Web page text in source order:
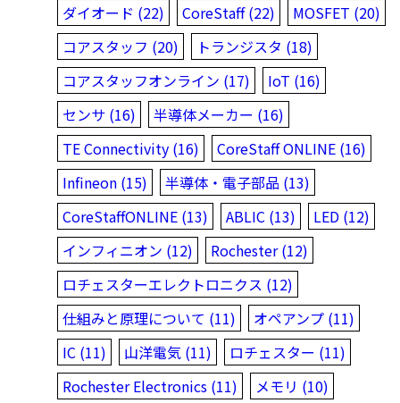
ダイオード (22)
CoreStaff (22)
MOSFET (20)
コアスタッフ (20)
トランジスタ (18)
コアスタッフオンライン (17)
IoT (16)
センサ (16)
半導体メーカー (16)
TE Connectivity (16)
CoreStaff ONLINE (16)
Infineon (15)
半導体・電子部品 (13)
CoreStaffONLINE (13)
ABLIC (13)
LED (12)
インフィニオン (12)
Rochester (12)
ロチェスターエレクトロニクス (12)
仕組みと原理について (11)
オペアンプ (11)
IC (11)
山洋電気 (11)
ロチェスター (11)
Rochester Electronics (11)
メモリ (10)